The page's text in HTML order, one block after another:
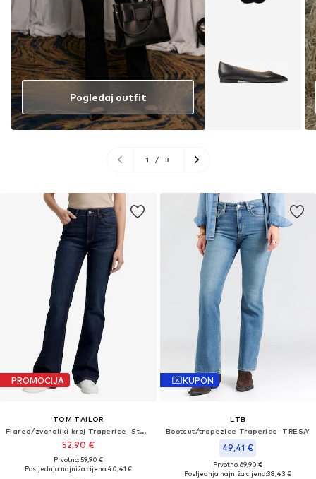
Pogledaj outfit
1 / 3
PROMOCIJA
TOM TAILOR
Flared/zvonoliki kroj Traperice 'Stella'
52,90 €
Prvotno: 59,90 €
Posljednja najniža cijena:40,41 €
KUPON
LTB
Bootcut/trapezice Traperice 'TRESA'
49,41 €
Prvotno: 69,90 €
Posljednja najniža cijena:38,43 €